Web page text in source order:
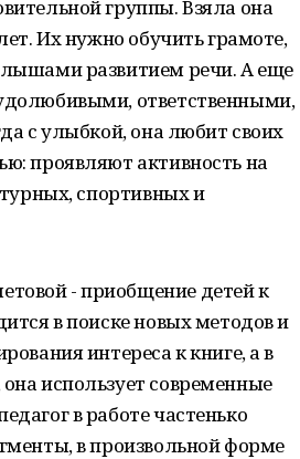
группы. Взяла она
Их нужно обучить грамоте,
развитием речи. А еще
ответственными,
с улыбкой, она любит своих
проявляют активность на
спортивных и
- приобщение детей к
в поиске новых методов и
интереса к книге, а в
использует современные
в работе частенько
в произвольной форме